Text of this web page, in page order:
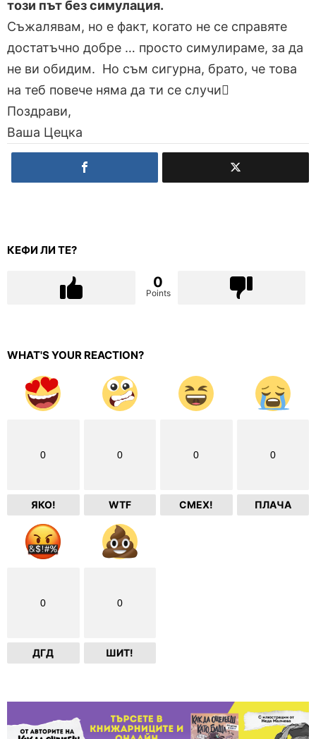
този път без симулация.
Съжалявам, но е факт, когато не се справяте
достатъчно добре … просто симулираме, за да
не ви обидим. Но съм сигурна, брато, че това
на теб повече няма да ти се случи
Поздрави,
Ваша Цецка
КЕФИ ЛИ ТЕ?
0
Points
WHAT'S YOUR REACTION?
0
ЯКО!
0
WTF
0
СМЕХ!
0
ПЛАЧА
0
ДГД
0
ШИТ!